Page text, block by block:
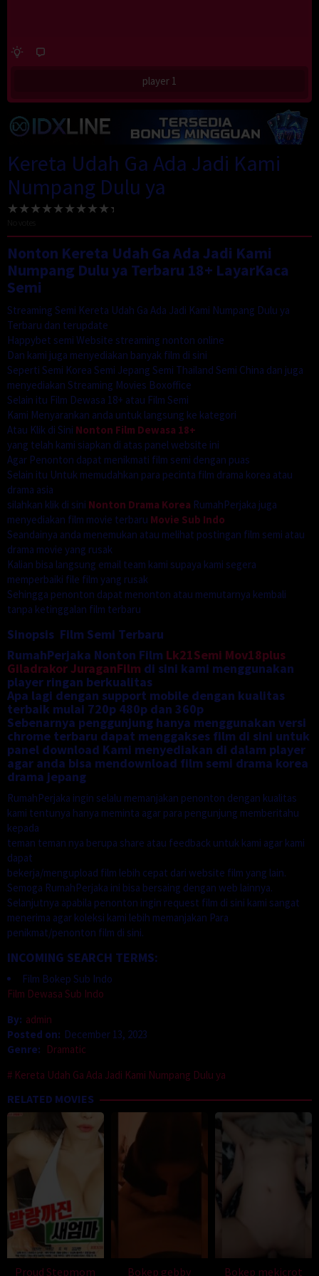
player 1
Kereta Udah Ga Ada Jadi Kami
Numpang Dulu ya
Nonton Kereta Udah Ga Ada Jadi Kami
Numpang Dulu ya Terbaru 18+ LayarKaca
Semi
Streaming Semi Kereta Udah Ga Ada Jadi Kami Numpang Dulu ya
Terbaru dan terupdate
Happybet semi Website streaming nonton online
Dan kami juga menyediakan banyak film di sini
Seperti Semi Korea Semi Jepang Semi Thailand Semi China dan juga
menyediakan Streaming Movies Boxoffice
Selain itu Film Dewasa 18+ atau Film Semi
Kami Menyarankan anda untuk langsung ke kategori
Atau Klik di Sini Nonton Film Dewasa 18+
yang telah kami siapkan di atas panel website ini
Agar Penonton dapat menikmati film semi dengan puas
Selain itu Untuk memudahkan para pecinta film drama korea atau
drama asia
silahkan klik di sini Nonton Drama Korea RumahPerjaka juga
menyediakan film movie terbaru Movie Sub Indo
Seandainya anda menemukan atau melihat postingan film semi atau
drama movie yang rusak
Kalian bisa langsung email team kami supaya kami segera
memperbaiki file film yang rusak
Sehingga penonton dapat menonton atau memutarnya kembali
tanpa ketinggalan film terbaru
Sinopsis Film Semi Terbaru
RumahPerjaka Nonton Film Lk21Semi Mov18plus
Giladrakor JuraganFilm di sini kami menggunakan
player ringan berkualitas
Apa lagi dengan support mobile dengan kualitas
terbaik mulai 720p 480p dan 360p
Sebenarnya penggunjung hanya menggunakan versi
chrome terbaru dapat menggakses film di sini untuk
panel download Kami menyediakan di dalam player
agar anda bisa mendownload film semi drama korea
drama jepang
RumahPerjaka ingin selalu memanjakan penonton dengan kualitas
kami tentunya hanya meminta agar para pengunjung memberitahu
kepada
teman teman nya berupa share atau feedback untuk kami agar kami
dapat
bekerja/mengupload film lebih cepat dari website film yang lain.
Semoga RumahPerjaka ini bisa bersaing dengan web lainnya.
Selanjutnya apabila penonton ingin request film di sini kami sangat
menerima agar koleksi kami lebih memanjakan Para
penikmat/penonton film di sini.
INCOMING SEARCH TERMS:
Film Bokep Sub Indo
Film Dewasa Sub Indo
By: admin
Posted on: December 13, 2023
Genre: Dramatic
Kereta Udah Ga Ada Jadi Kami Numpang Dulu ya
RELATED MOVIES
Proud Stepmom Bokep gebby Bokep mekicrot